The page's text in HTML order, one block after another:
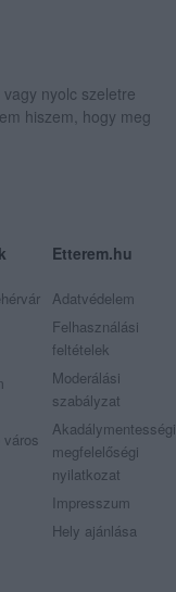
nyolc szeletre
hiszem, hogy meg
város
Etterem.hu
Adatvédelem
Felhasználási
feltételek
Moderálási
szabályzat
Akadálymentességi
megfelelőségi
nyilatkozat
Impresszum
Hely ajánlása